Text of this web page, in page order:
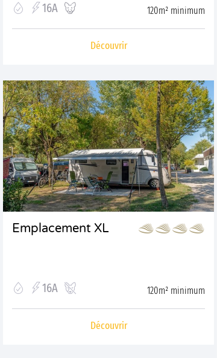
16A 120m² minimum
Découvrir
Emplacement XL
16A 120m² minimum
Découvrir